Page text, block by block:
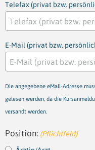
Telefax (privat bzw.
E-Mail (privat bzw.
Die angegebene eMail-Adresse
gelesen werden, da die
versandt werden.
Position: (Pflichtfeld)